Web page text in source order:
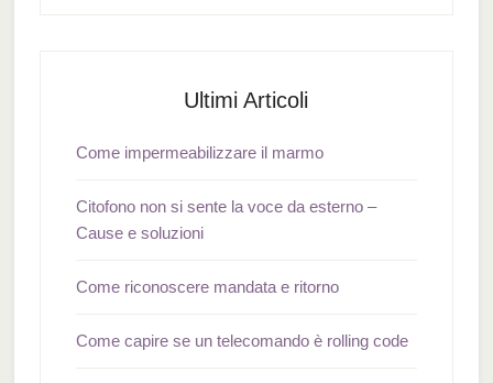
Ultimi Articoli
Come impermeabilizzare il marmo
Citofono non si sente la voce da esterno –
Cause e soluzioni
Come riconoscere mandata e ritorno
Come capire se un telecomando è rolling code